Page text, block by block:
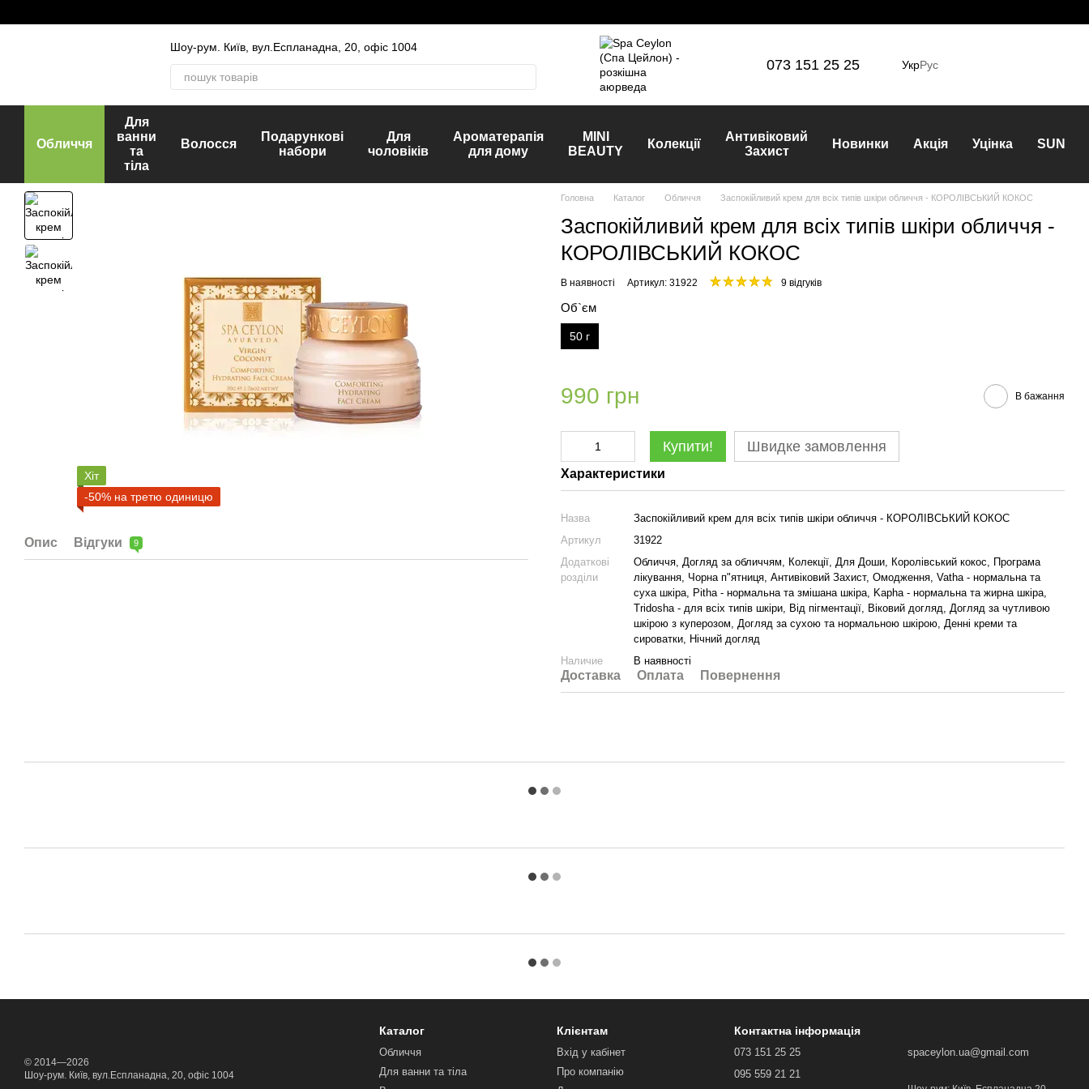
Шоу-рум. Київ, вул.Еспланадна, 20, офіс 1004
073 151 25 25 УкрРус
Обличчя
Для
ванни
та
тіла
Волосся
Подарункові
набори
Для
чоловіків
Ароматерапія
для дому
MINI
BEAUTY
Колекції
Антивіковий
Захист
Новинки Акція Уцінка SUN
Хіт
-50% на третю одиницю
Опис Відгуки 9
Головна Каталог Обличчя Заспокійливий крем для всіх типів шкіри обличчя - КОРОЛІВСЬКИЙ КОКОС
Заспокійливий крем для всіх типів шкіри обличчя -
КОРОЛІВСЬКИЙ КОКОС
В наявності Артикул: 31922 9 відгуків
Об`єм
50 г
990 грн В бажання
Купити! Швидке замовлення
Характеристики
Назва
Заспокійливий крем для всіх типів шкіри обличчя - КОРОЛІВСЬКИЙ КОКОС
Артикул
31922
Додаткові
розділи
Обличчя, Догляд за обличчям, Колекції, Для Доши, Королівський кокос, Програма
лікування, Чорна п"ятниця, Антивіковий Захист, Омодження, Vatha - нормальна та
суха шкіра, Pitha - нормальна та змішана шкіра, Kapha - нормальна та жирна шкіра,
Tridosha - для всіх типів шкіри, Від пігментації, Віковий догляд, Догляд за чутливою
шкірою з куперозом, Догляд за сухою та нормальною шкірою, Денні креми та
сироватки, Нічний догляд
Наличие
В наявності
Доставка Оплата Повернення
© 2014—2026
Шоу-рум. Київ, вул.Еспланадна, 20, офіс 1004
Каталог
Обличчя
Для ванни та тіла
Клієнтам
Вхід у кабінет
Про компанію
Контактна інформація
073 151 25 25
095 559 21 21
spaceylon.ua@gmail.com